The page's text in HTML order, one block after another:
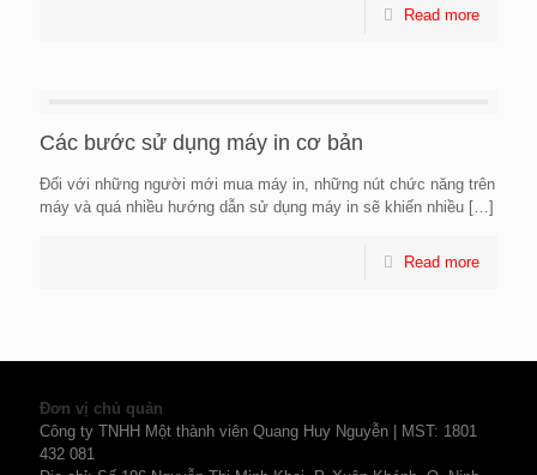
Read more
Các bước sử dụng máy in cơ bản
Đối với những người mới mua máy in, những nút chức năng trên
máy và quá nhiều hướng dẫn sử dụng máy in sẽ khiến nhiều […]
Read more
Đơn vị chủ quản
Công ty TNHH Một thành viên Quang Huy Nguyễn | MST: 1801
432 081